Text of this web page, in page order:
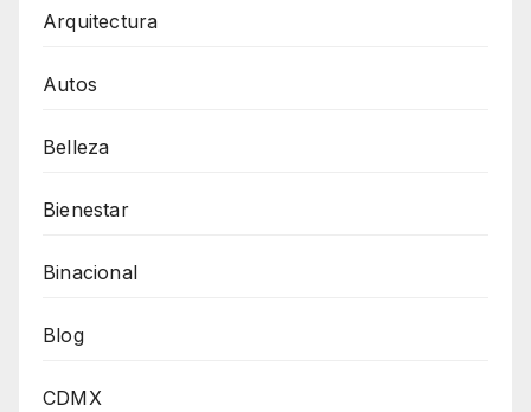
Arquitectura
Autos
Belleza
Bienestar
Binacional
Blog
CDMX